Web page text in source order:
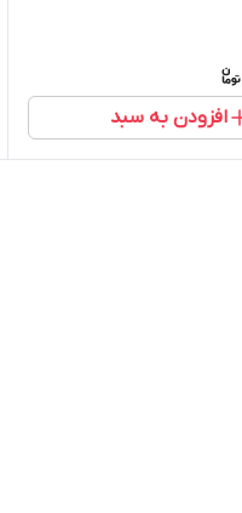
افزودن به سبد